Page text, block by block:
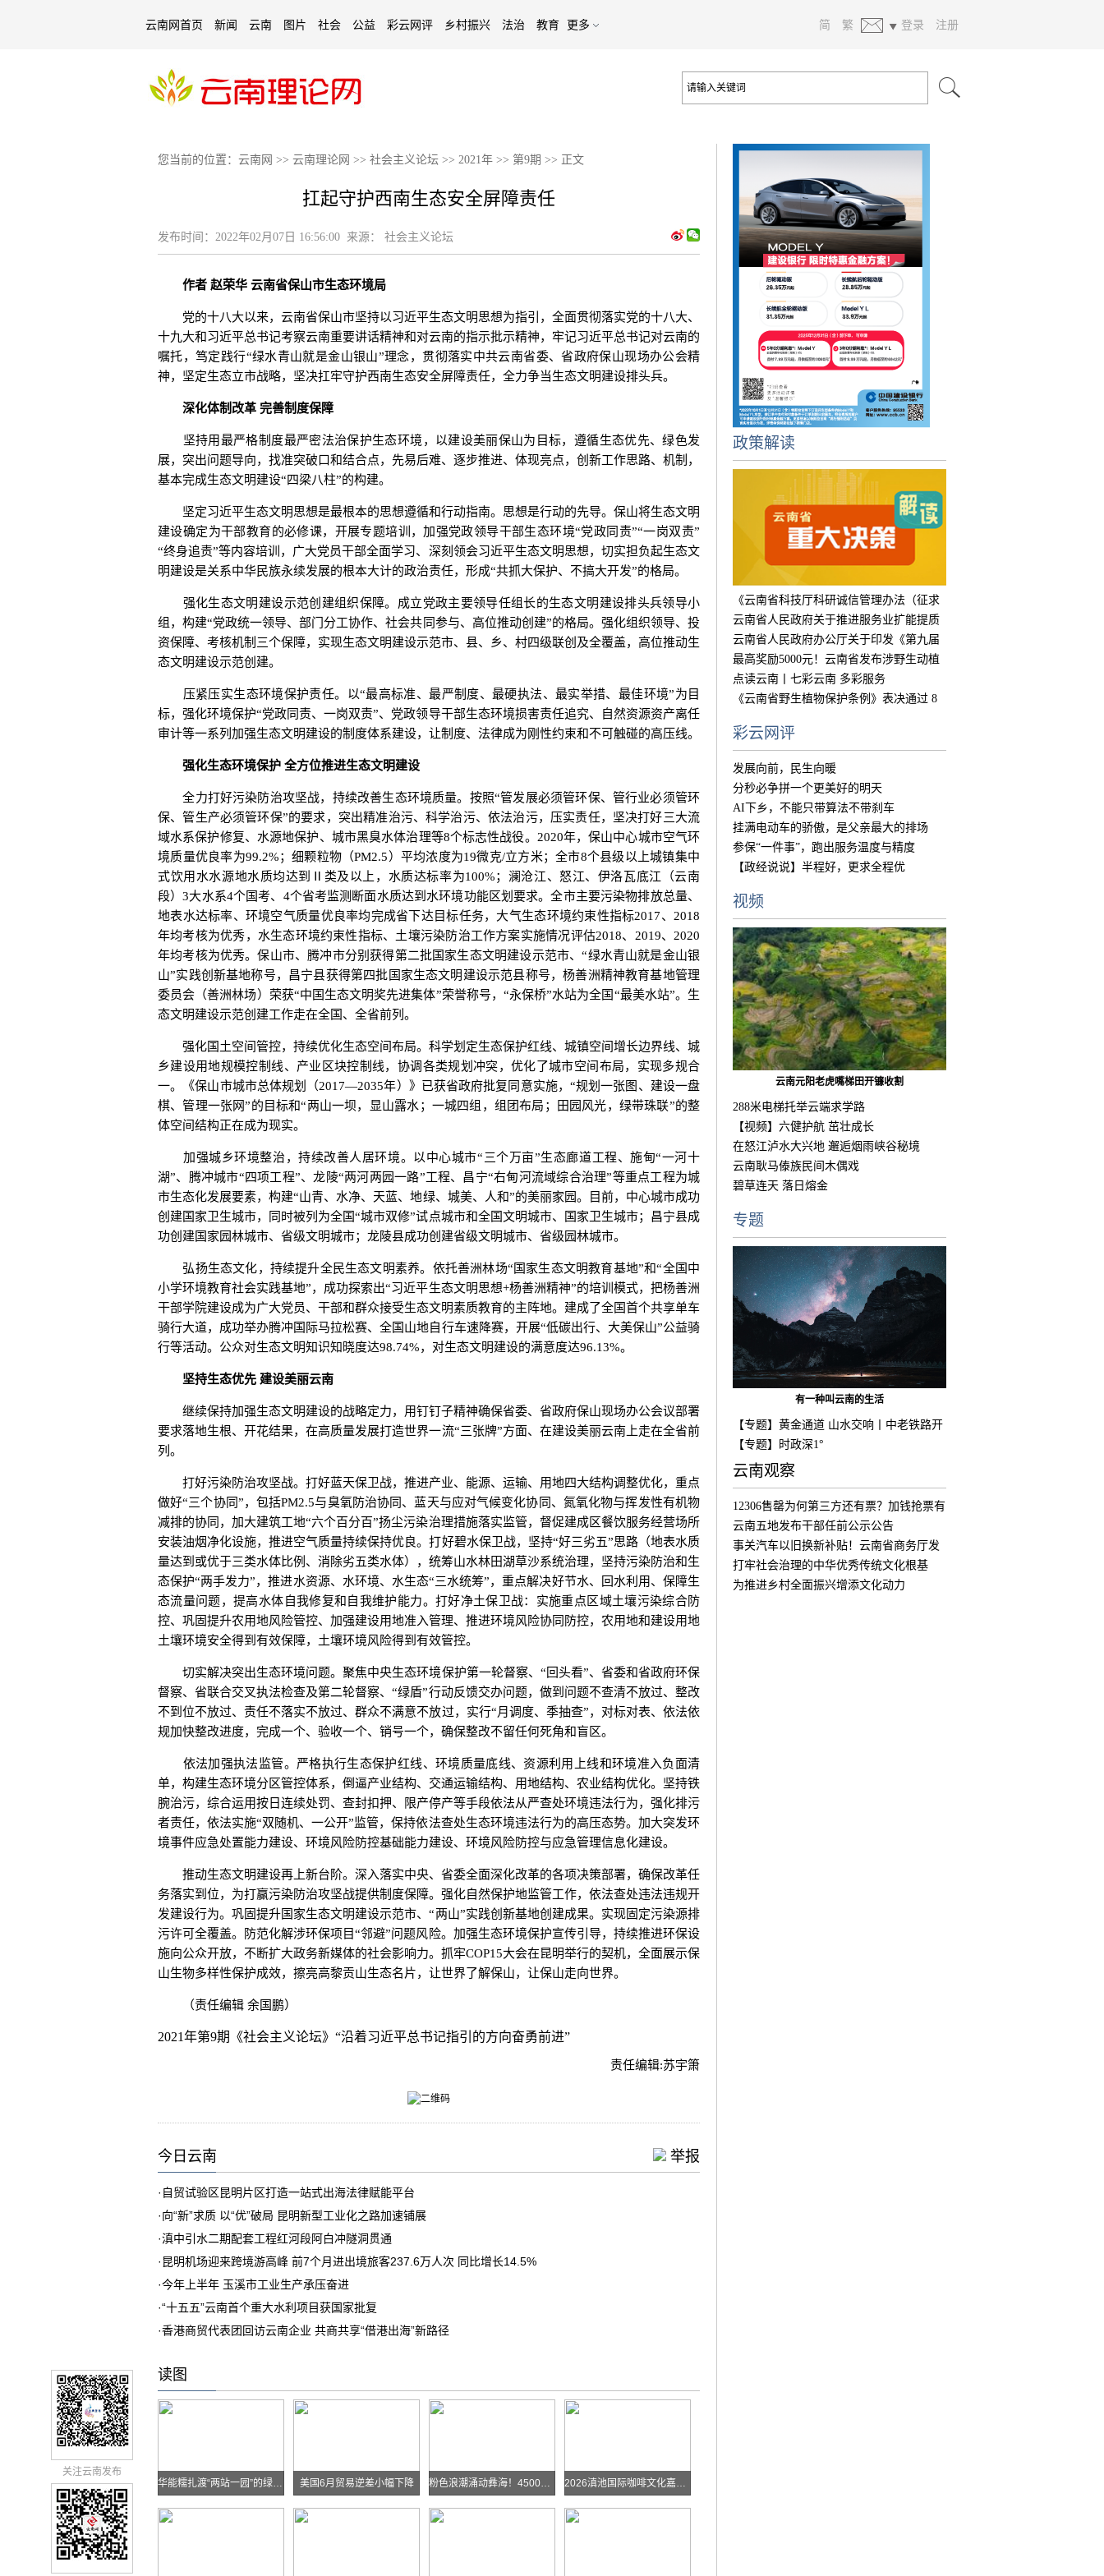
云南网首页 新闻 云南 图片 社会 公益 彩云网评 乡村振兴 法治 教育 更多 简 繁 登录 注册
您当前的位置： 云南网 >> 云南理论网 >> 社会主义论坛 >> 2021年 >> 第9期 >> 正文
扛起守护西南生态安全屏障责任
发布时间： 2022年02月07日 16:56:00 来源： 社会主义论坛
作者 赵荣华 云南省保山市生态环境局
党的十八大以来，云南省保山市坚持以习近平生态文明思想为指引，全面贯彻落实党的十八大、
十九大和习近平总书记考察云南重要讲话精神和对云南的指示批示精神，牢记习近平总书记对云南的
嘱托，笃定践行“绿水青山就是金山银山”理念，贯彻落实中共云南省委、省政府保山现场办公会精
神，坚定生态立市战略，坚决扛牢守护西南生态安全屏障责任，全力争当生态文明建设排头兵。
深化体制改革 完善制度保障
坚持用最严格制度最严密法治保护生态环境，以建设美丽保山为目标，遵循生态优先、绿色发
展，突出问题导向，找准突破口和结合点，先易后难、逐步推进、体现亮点，创新工作思路、机制，
基本完成生态文明建设“四梁八柱”的构建。
坚定习近平生态文明思想是最根本的思想遵循和行动指南。思想是行动的先导。保山将生态文明
建设确定为干部教育的必修课，开展专题培训，加强党政领导干部生态环境“党政同责”“一岗双责”
“终身追责”等内容培训，广大党员干部全面学习、深刻领会习近平生态文明思想，切实担负起生态文
明建设是关系中华民族永续发展的根本大计的政治责任，形成“共抓大保护、不搞大开发”的格局。
强化生态文明建设示范创建组织保障。成立党政主要领导任组长的生态文明建设排头兵领导小
组，构建“党政统一领导、部门分工协作、社会共同参与、高位推动创建”的格局。强化组织领导、投
资保障、考核机制三个保障，实现生态文明建设示范市、县、乡、村四级联创及全覆盖，高位推动生
态文明建设示范创建。
压紧压实生态环境保护责任。以“最高标准、最严制度、最硬执法、最实举措、最佳环境”为目
标，强化环境保护“党政同责、一岗双责”、党政领导干部生态环境损害责任追究、自然资源资产离任
审计等一系列加强生态文明建设的制度体系建设，让制度、法律成为刚性约束和不可触碰的高压线。
强化生态环境保护 全方位推进生态文明建设
全力打好污染防治攻坚战，持续改善生态环境质量。按照“管发展必须管环保、管行业必须管环
保、管生产必须管环保”的要求，突出精准治污、科学治污、依法治污，压实责任，坚决打好三大流
域水系保护修复、水源地保护、城市黑臭水体治理等8个标志性战役。2020年，保山中心城市空气环
境质量优良率为99.2%；细颗粒物（PM2.5）平均浓度为19微克/立方米；全市8个县级以上城镇集中
式饮用水水源地水质均达到Ⅱ类及以上，水质达标率为100%；澜沧江、怒江、伊洛瓦底江（云南
段）3大水系4个国考、4个省考监测断面水质达到水环境功能区划要求。全市主要污染物排放总量、
地表水达标率、环境空气质量优良率均完成省下达目标任务，大气生态环境约束性指标2017、2018
年均考核为优秀，水生态环境约束性指标、土壤污染防治工作方案实施情况评估2018、2019、2020
年均考核为优秀。保山市、腾冲市分别获得第二批国家生态文明建设示范市、“绿水青山就是金山银
山”实践创新基地称号，昌宁县获得第四批国家生态文明建设示范县称号，杨善洲精神教育基地管理
委员会（善洲林场）荣获“中国生态文明奖先进集体”荣誉称号，“永保桥”水站为全国“最美水站”。生
态文明建设示范创建工作走在全国、全省前列。
强化国土空间管控，持续优化生态空间布局。科学划定生态保护红线、城镇空间增长边界线、城
乡建设用地规模控制线、产业区块控制线，协调各类规划冲突，优化了城市空间布局，实现多规合
一。《保山市城市总体规划（2017—2035年）》已获省政府批复同意实施，“规划一张图、建设一盘
棋、管理一张网”的目标和“两山一坝，显山露水；一城四组，组团布局；田园风光，绿带珠联”的整
体空间结构正在成为现实。
加强城乡环境整治，持续改善人居环境。以中心城市“三个万亩”生态廊道工程、施甸“一河十
湖”、腾冲城市“四项工程”、龙陵“两河两园一路”工程、昌宁“右甸河流域综合治理”等重点工程为城
市生态化发展要素，构建“山青、水净、天蓝、地绿、城美、人和”的美丽家园。目前，中心城市成功
创建国家卫生城市，同时被列为全国“城市双修”试点城市和全国文明城市、国家卫生城市；昌宁县成
功创建国家园林城市、省级文明城市；龙陵县成功创建省级文明城市、省级园林城市。
弘扬生态文化，持续提升全民生态文明素养。依托善洲林场“国家生态文明教育基地”和“全国中
小学环境教育社会实践基地”，成功探索出“习近平生态文明思想+杨善洲精神”的培训模式，把杨善洲
干部学院建设成为广大党员、干部和群众接受生态文明素质教育的主阵地。建成了全国首个共享单车
骑行大道，成功举办腾冲国际马拉松赛、全国山地自行车速降赛，开展“低碳出行、大美保山”公益骑
行等活动。公众对生态文明知识知晓度达98.74%，对生态文明建设的满意度达96.13%。
坚持生态优先 建设美丽云南
继续保持加强生态文明建设的战略定力，用钉钉子精神确保省委、省政府保山现场办公会议部署
要求落地生根、开花结果，在高质量发展打造世界一流“三张牌”方面、在建设美丽云南上走在全省前
列。
打好污染防治攻坚战。打好蓝天保卫战，推进产业、能源、运输、用地四大结构调整优化，重点
做好“三个协同”，包括PM2.5与臭氧防治协同、蓝天与应对气候变化协同、氮氧化物与挥发性有机物
减排的协同，加大建筑工地“六个百分百”扬尘污染治理措施落实监管，督促建成区餐饮服务经营场所
安装油烟净化设施，推进空气质量持续保持优良。打好碧水保卫战，坚持“好三劣五”思路（地表水质
量达到或优于三类水体比例、消除劣五类水体），统筹山水林田湖草沙系统治理，坚持污染防治和生
态保护“两手发力”，推进水资源、水环境、水生态“三水统筹”，重点解决好节水、回水利用、保障生
态流量问题，提高水体自我修复和自我维护能力。打好净土保卫战：实施重点区域土壤污染综合防
控、巩固提升农用地风险管控、加强建设用地准入管理、推进环境风险协同防控，农用地和建设用地
土壤环境安全得到有效保障，土壤环境风险得到有效管控。
切实解决突出生态环境问题。聚焦中央生态环境保护第一轮督察、“回头看”、省委和省政府环保
督察、省联合交叉执法检查及第二轮督察、“绿盾”行动反馈交办问题，做到问题不查清不放过、整改
不到位不放过、责任不落实不放过、群众不满意不放过，实行“月调度、季抽查”，对标对表、依法依
规加快整改进度，完成一个、验收一个、销号一个，确保整改不留任何死角和盲区。
依法加强执法监管。严格执行生态保护红线、环境质量底线、资源利用上线和环境准入负面清
单，构建生态环境分区管控体系，倒逼产业结构、交通运输结构、用地结构、农业结构优化。坚持铁
腕治污，综合运用按日连续处罚、查封扣押、限产停产等手段依法从严查处环境违法行为，强化排污
者责任，依法实施“双随机、一公开”监管，保持依法查处生态环境违法行为的高压态势。加大突发环
境事件应急处置能力建设、环境风险防控基础能力建设、环境风险防控与应急管理信息化建设。
推动生态文明建设再上新台阶。深入落实中央、省委全面深化改革的各项决策部署，确保改革任
务落实到位，为打赢污染防治攻坚战提供制度保障。强化自然保护地监管工作，依法查处违法违规开
发建设行为。巩固提升国家生态文明建设示范市、“两山”实践创新基地创建成果。实现固定污染源排
污许可全覆盖。防范化解涉环保项目“邻避”问题风险。加强生态环境保护宣传引导，持续推进环保设
施向公众开放，不断扩大政务新媒体的社会影响力。抓牢COP15大会在昆明举行的契机，全面展示保
山生物多样性保护成效，擦亮高黎贡山生态名片，让世界了解保山，让保山走向世界。
（责任编辑 余国鹏）
2021年第9期《社会主义论坛》“沿着习近平总书记指引的方向奋勇前进”
责任编辑:苏宇箫
今日云南 举报
· 自贸试验区昆明片区打造一站式出海法律赋能平台
·向“新”求质 以“优”破局 昆明新型工业化之路加速铺展
·滇中引水二期配套工程红河段阿白冲隧洞贯通
· 昆明机场迎来跨境游高峰 前7个月进出境旅客237.6万人次 同比增长14.5%
·今年上半年 玉溪市工业生产承压奋进
·“十五五”云南首个重大水利项目获国家批复
·香港商贸代表团回访云南企业 共商共享“借港出海”新路径
读图
华能糯扎渡“两站一园”的绿色实践 美国6月贸易逆差小幅下降 粉色浪潮涌动彝海！4500余名跑者乐跑楚雄喜迎火把节 2026滇池国际咖啡文化嘉年华怎么去？最全交通攻略戳进来→
政策解读
《云南省科技厅科研诚信管理办法（征求
意见
云南省人民政府关于推进服务业扩能提质
的实
云南省人民政府办公厅关于印发《第九届
中国
最高奖励5000元！云南省发布涉野生动植
物违
点读云南丨七彩云南 多彩服务
《云南省野生植物保护条例》表决通过 8
彩云网评
发展向前，民生向暖
分秒必争拼一个更美好的明天
AI下乡，不能只带算法不带刹车
挂满电动车的骄傲，是父亲最大的排场
参保“一件事”，跑出服务温度与精度
【政经说说】半程好，更求全程优
视频
云南元阳老虎嘴梯田开镰收割
288米电梯托举云端求学路
【视频】六健护航 茁壮成长
在怒江泸水大兴地 邂逅烟雨峡谷秘境
云南耿马傣族民间木偶戏
碧草连天 落日熔金
专题
有一种叫云南的生活
【专题】黄金通道 山水交响丨中老铁路开
通
【专题】时政深1°
云南观察
12306售罄为何第三方还有票？加钱抢票有
用
云南五地发布干部任前公示公告
事关汽车以旧换新补贴！云南省商务厅发
布公
打牢社会治理的中华优秀传统文化根基
为推进乡村全面振兴增添文化动力
关注云南发布